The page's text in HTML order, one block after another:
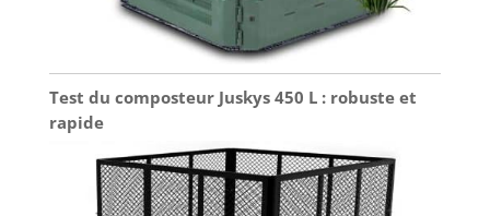
Test du composteur Juskys 450 L : robuste et
rapide